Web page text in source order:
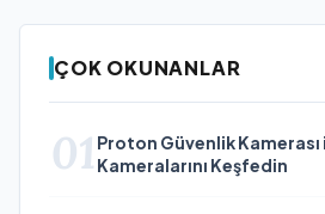
ÇOK OKUNANLAR
01 Proton Güvenlik Kamerası
Kameralarını Keşfedin